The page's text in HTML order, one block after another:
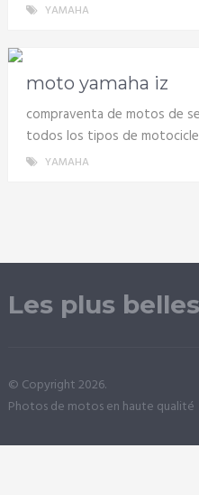
YAMAHA
moto yamaha iz
compraventa de motos de
todos los tipos de
YAMAHA
Les plus
© Copyright 2026.
Photos de motos en haute qualité